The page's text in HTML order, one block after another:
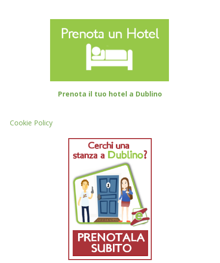
Prenota il tuo hotel a Dublino
Cookie Policy